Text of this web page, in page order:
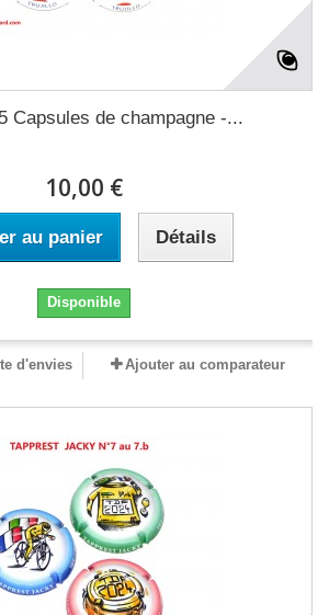
Capsules de champagne -...
10,00 €
au panier Détails
Disponible
d'envies Ajouter au comparateur